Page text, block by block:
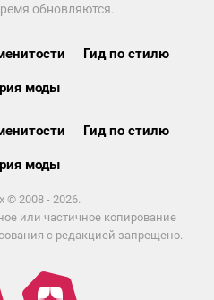
обновляются.
Гид по стилю
моды
Гид по стилю
моды
© 2008 - 2026.
или частичное копирование
с редакцией запрещено.